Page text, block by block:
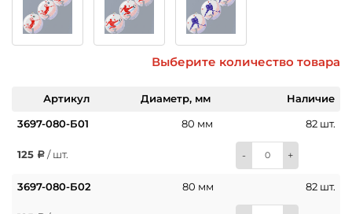
Выберите количество товара
Артикул Диаметр, мм
Наличие
3697-080-Б01
80 мм 82 шт.
125 / шт. - +
3697-080-Б02 80 мм 82 шт.